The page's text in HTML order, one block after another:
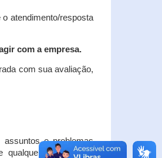
atendimento/resposta
com a empresa.
com sua avaliação,
e problemas
interessado,